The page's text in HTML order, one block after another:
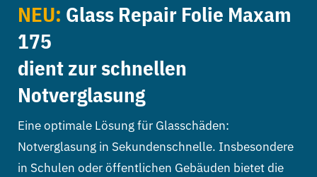
NEU: Glass Repair Folie Maxam
175
dient zur schnellen
Notverglasung
Eine optimale Lösung für Glasschäden:
Notverglasung in Sekundenschnelle. Insbesondere
in Schulen oder öffentlichen Gebäuden bietet die